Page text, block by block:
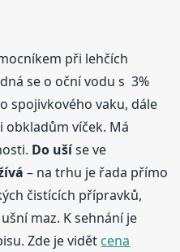
při lehčích
se o oční vodu s 3%
spojivkového vaku, dále
obkladům víček. Má
Do ušíse ve
– na trhu je řada přímo
čistících přípravků,
maz. K sehnání je
Zde je vidět cena